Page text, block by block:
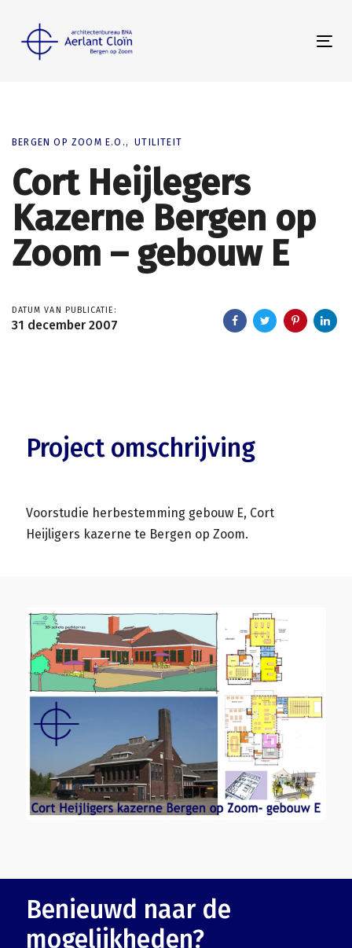
primary
content
BERGEN OP ZOOM E.O. UTILITEIT
Cort Heijlegers
Kazerne Bergen op
Zoom – gebouw E
DATUM VAN PUBLICATIE:
31 december 2007
Project omschrijving
Voorstudie herbestemming gebouw E, Cort
Heijligers kazerne te Bergen op Zoom.
Benieuwd naar de
mogelijkheden?